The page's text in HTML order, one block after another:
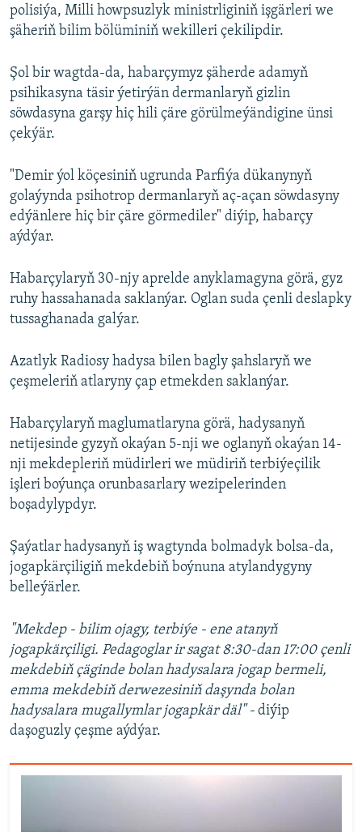
polisiýa, Milli howpsuzlyk ministrliginiň işgärleri we
şäheriň bilim bölüminiň wekilleri çekilipdir.
Şol bir wagtda-da, habarçymyz şäherde adamyň
psihikasyna täsir ýetirýän dermanlaryň gizlin
söwdasyna garşy hiç hili çäre görülmeýändigine ünsi
çekýär.
"Demir ýol köçesiniň ugrunda Parfiýa dükanynyň
golaýynda psihotrop dermanlaryň aç-açan söwdasyny
edýänlere hiç bir çäre görmediler" diýip, habarçy
aýdýar.
Habarçylaryň 30-njy aprelde anyklamagyna görä, gyz
ruhy hassahanada saklanýar. Oglan suda çenli deslapky
tussaghanada galýar.
Azatlyk Radiosy hadysa bilen bagly şahslaryň we
çeşmeleriň atlaryny çap etmekden saklanýar.
Habarçylaryň maglumatlaryna görä, hadysanyň
netijesinde gyzyň okaýan 5-nji we oglanyň okaýan 14-
nji mekdepleriň müdirleri we müdiriň terbiýeçilik
işleri boýunça orunbasarlary wezipelerinden
boşadylypdyr.
Şaýatlar hadysanyň iş wagtynda bolmadyk bolsa-da,
jogapkärçiligiň mekdebiň boýnuna atylandygyny
belleýärler.
"Mekdep - bilim ojagy, terbiýe - ene atanyň
jogapkärçiligi. Pedagoglar ir sagat 8:30-dan 17:00 çenli
mekdebiň çäginde bolan hadysalara jogap bermeli,
emma mekdebiň derwezesiniň daşynda bolan
hadysalara mugallymlar jogapkär däl" - diýip
daşoguzly çeşme aýdýar.